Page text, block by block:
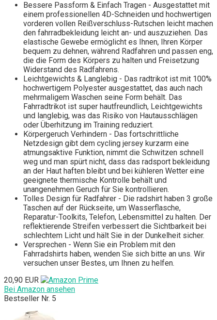
Bessere Passform & Einfach Tragen - Ausgestattet mit
einem professionellen 4D-Schneiden und hochwertigen
vorderen vollen Reißverschluss-Rutschen leicht machen
den fahrradbekleidung leicht an- und auszuziehen. Das
elastische Gewebe ermöglicht es Ihnen, Ihren Körper
bequem zu dehnen, während Radfahren und passen eng,
die die Form des Körpers zu halten und Freisetzung
Widerstand des Radfahrens.
Leichtgewichts & Langlebig - Das radtrikot ist mit 100%
hochwertigem Polyester ausgestattet, das auch nach
mehrmaligem Waschen seine Form behält. Das
Fahrradtrikot ist super hautfreundlich, Leichtgewichts
und langlebig, was das Risiko von Hautausschlägen
oder Überhitzung im Training reduziert.
Körpergeruch Verhindern - Das fortschrittliche
Netzdesign gibt dem cycling jersey kurzarm eine
atmungsaktive Funktion, nimmt die Schwitzen schnell
weg und man spürt nicht, dass das radsport bekleidung
an der Haut haften bleibt und bei kühleren Wetter eine
geeignete thermische Kontrolle behält und
unangenehmen Geruch für Sie kontrollieren.
Tolles Design für Radfahrer - Die radshirt haben 3 große
Taschen auf der Rückseite, um Wasserflasche,
Reparatur-Toolkits, Telefon, Lebensmittel zu halten. Der
reflektierende Streifen verbessert die Sichtbarkeit bei
schlechtem Licht und hält Sie in der Dunkelheit sicher.
Versprechen - Wenn Sie ein Problem mit den
Fahrradshirts haben, wenden Sie sich bitte an uns. Wir
versuchen unser Bestes, um Ihnen zu helfen.
20,90 EUR
Bei Amazon ansehen
Bestseller Nr. 5